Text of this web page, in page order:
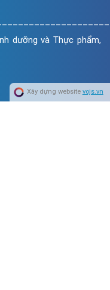
dưỡng và Thực phẩm,